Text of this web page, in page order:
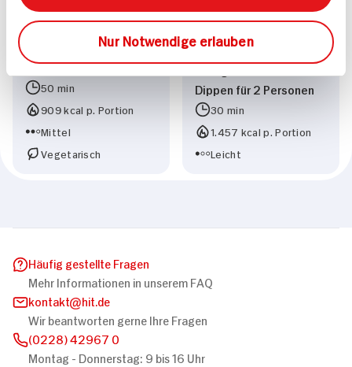
Nur Notwendige erlauben
50 min
909 kcal p. Portion
Mittel
Vegetarisch
Dippen für 2 Personen
30 min
1.457 kcal p. Portion
Leicht
Häufig gestellte Fragen
Mehr Informationen in unserem FAQ
kontakt
hit.de
Wir beantworten gerne Ihre Fragen
(0228) 42967 0
Montag - Donnerstag: 9 bis 16 Uhr